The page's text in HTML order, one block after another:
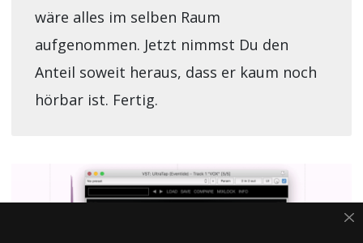
wäre alles im selben Raum
aufgenommen. Jetzt nimmst Du den
Anteil soweit heraus, dass er kaum noch
hörbar ist. Fertig.